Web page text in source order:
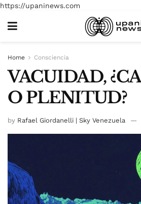
https://upaninews.com
Home Consciencia
VACUIDAD,
O PLENITUD?
by Rafael Giordanelli | Sky Venezuela